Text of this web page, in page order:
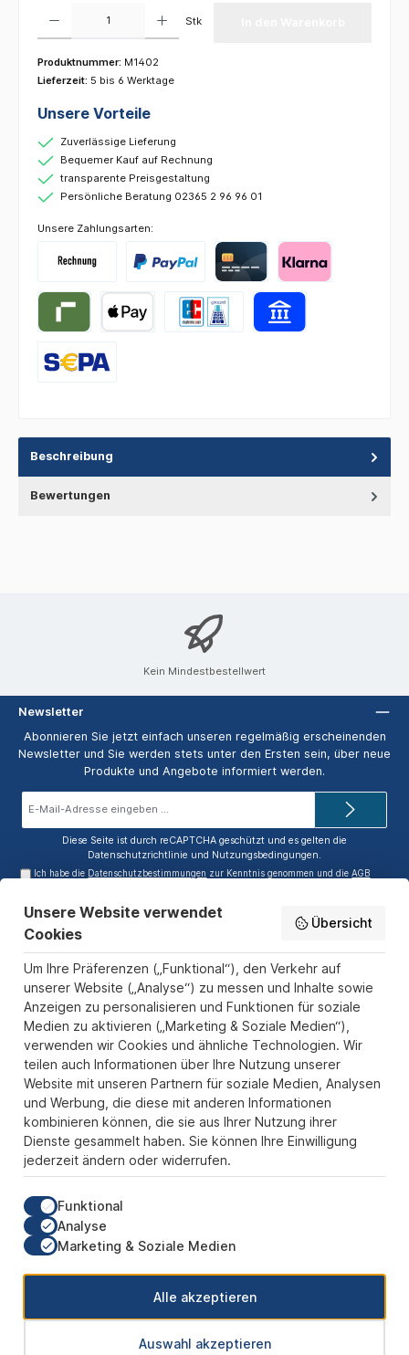
Stk
Produktnummer: M1402
Lieferzeit: 5 bis 6 Werktage
Unsere Vorteile
Zuverlässige Lieferung
Bequemer Kauf auf Rechnung
transparente Preisgestaltung
Persönliche Beratung 02365 2 96 96 01
Unsere Zahlungsarten:
Beschreibung
Bewertungen
Kein Mindestbestellwert
Newsletter
Abonnieren Sie jetzt einfach unseren regelmäßig erscheinenden
Newsletter und Sie werden stets unter den Ersten sein, über neue
Produkte und Angebote informiert werden.
Diese Seite ist durch reCAPTCHA geschützt und es gelten die
Datenschutzrichtlinie und Nutzungsbedingungen.
Ich habe die Datenschutzbestimmungen zur Kenntnis genommen und dieAGB
Service-Hotline
Informationen
Zahlungs- und Versandarten
Sicher Einkaufen
Über uns
Der Pokal & Vereinsbedarf Onlineshop PokalExpress in Marl ist
Ihr Spezialist für Pokale, Medaillen und Trophäen aus Glas und
Resin, mit einem Fokus auf Säulenpokalen. Unser herausragender
Kundenservice zeichnet sich durch Schnelligkeit und
Zuverlässigkeit aus, um jedem Anlass gerecht zu werden. Wir
verstehen die Bedeutung jedes besonderen Moments und bieten
Erwartungen übertrifft. Ob online oder in unserem Showroom, bei
PokalExpress erwartet Sie Qualität, die begeistert, und ein
Unsere Communities
Unsere Website verwendet
Cookies
Übersicht
Um Ihre Präferenzen („Funktional“), den Verkehr auf
unserer Website („Analyse“) zu messen und Inhalte sowie
Anzeigen zu personalisieren und Funktionen für soziale
Medien zu aktivieren („Marketing & Soziale Medien“),
verwenden wir Cookies und ähnliche Technologien. Wir
teilen auch Informationen über Ihre Nutzung unserer
Website mit unseren Partnern für soziale Medien, Analysen
und Werbung, die diese mit anderen Informationen
kombinieren können, die sie aus Ihrer Nutzung ihrer
Dienste gesammelt haben. Sie können Ihre Einwilligung
jederzeit ändern oder widerrufen.
Funktional
Analyse
Marketing & Soziale Medien
Auswahl akzeptieren
Alle akzeptieren